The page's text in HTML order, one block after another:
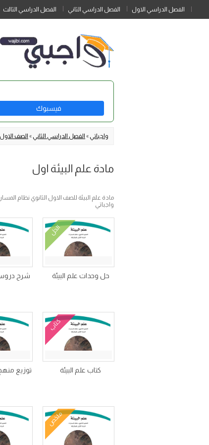
الفصل الدراسي الاول الفصل الدراسي الثاني الفصل الدراسي الثالث
فيسبوك
واجباتي » الفصل الدراسي الثاني » الصف
مادة علم البيئة اول
واجباتي
الحل
حل وحدات علم البيئة شرح دروس
كتاب
كتاب علم البيئة توزيع منهج
ملخص